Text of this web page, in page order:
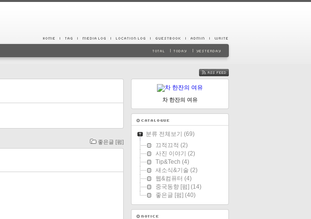
좋은글 [펌]
FEED
차 한잔의 여유
분류 전체보기 (69)
끄적끄적 (2)
사진 이야기 (2)
Tip&Tech (4)
새소식&기술 (2)
웹&컴퓨터 (4)
중국동향 [펌] (14)
좋은글 [펌] (40)